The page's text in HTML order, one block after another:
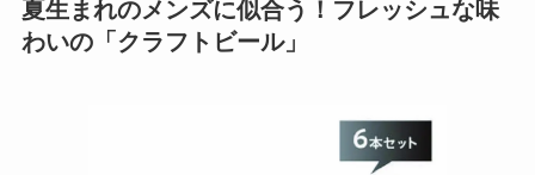
夏生まれのメンズに似合う！フレッシュな味
わいの「クラフトビール」